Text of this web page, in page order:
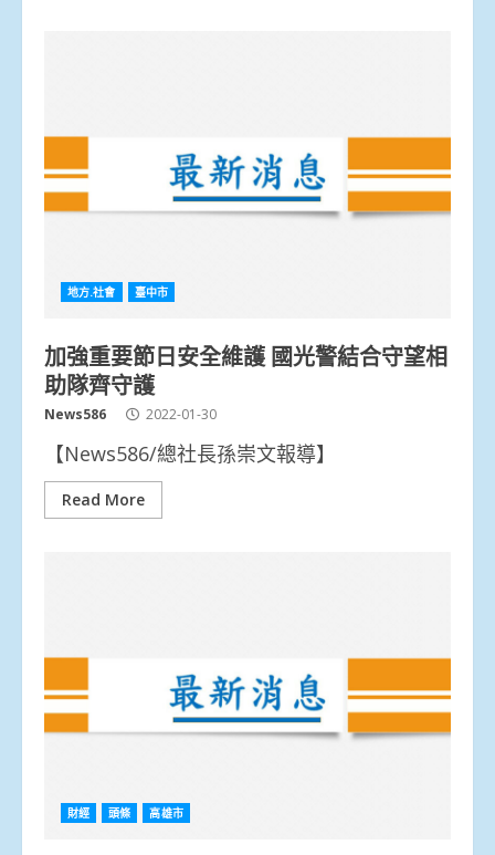
地方.社會 臺中市
加強重要節日安全維護 國光警結合守望相
助隊齊守護
News586 2022-01-30
【News586/總社長孫崇文報導】
Read More
財經 頭條 高雄市